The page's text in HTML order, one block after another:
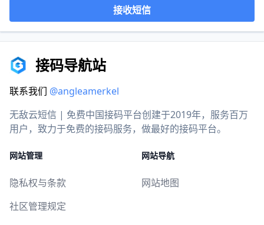
接收短信
接码导航站
联系我们 @angleamerkel
无敌云短信 | 免费中国接码平台创建于2019年，服务百万
用户，致力于免费的接码服务，做最好的接码平台。
网站管理
隐私权与条款
社区管理规定
网站导航
网站地图